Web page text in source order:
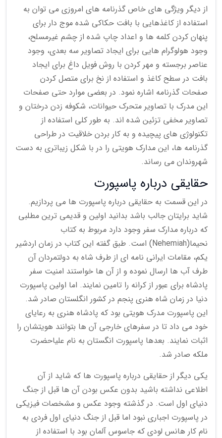
از دیگر ویژگی های خاص گذرنامه های امروزی می توان به
استفاده از کاغذهایی با بافت حکاکی شده موج دار برای
پنهان کردن کلمه ها و اعداد چاپ شده از چشم غیرمسلح،
وجود هولوگرام هایی برای ایجاد تصاویر سه بعدی، وجود
عناصر برجسته و مهر کردن با روش فویل داغ برای ایجاد
بافت در سطح کاغذ و استفاده از نخ برای متصل کردن
صفحات گذرنامه اشاره نمود. در بعضی موارد حتی صفحات
این مدرک با تصاویر متحرک حیوانات، شکوفه زدن درختان و
تصاویر مخفی تزئین شده اند. به طور کلی استفاده از
تکنولوژی های پیچیده و به کار بردن خلاقیت در طراحی
گذرنامه ها، این مدارک هویتی را در با شکل زیباتری به دست
شهروندان می رساند.
حقایقی درباره پاسپورت
در این قسمت به حقایقی درباره پاسپورت ها می پردازیم.
شاید برایتان جالب باشد بدانید اولین و قدیمی ترین مطلبی
که درباره مدارک سفر وجود دارد مربوط به کتاب
نحیما(Nehemiah) است. طبق گفته این کتاب در زمان اردشیر
یکم، مقامات ایرانی نامه ای از طرف شاه به دولتمردان آن
طرف آب ها ارسال نموده و از آن ها خواستند امنیت سفر
پادشاه برای عبور از کرانه را تامین نمایند. اما اولین پاسپورت
دنیا در زمان شاه هنری پنجم در کشور انگلستان صادر شد.
این پاسپورت مدرک هویتی بود که پادشاه هنری به رعایای
خود می داد تا در سفرهای خارجی آن ها بتوانند هویتشان را
اثبات نمایند. بعدها پاسپورت انگستان به نام علیاحضرت
ملکه صادر شد.
یکی دیگر از حقایقی درباره پاسپورت ها که شاید از آن
اطلاعی نداشته باشید بدون عکس بودن آن ها قبل از جنگ
دنیای اول است. در گذشته وجود عکس و مشخصات فیزیکی
در پاسپورت اجباری نبود اما قبل از جنگ دنیای اول فردی به
نام کار هانس لودی که جاسوس آلمان بود با استفاده از